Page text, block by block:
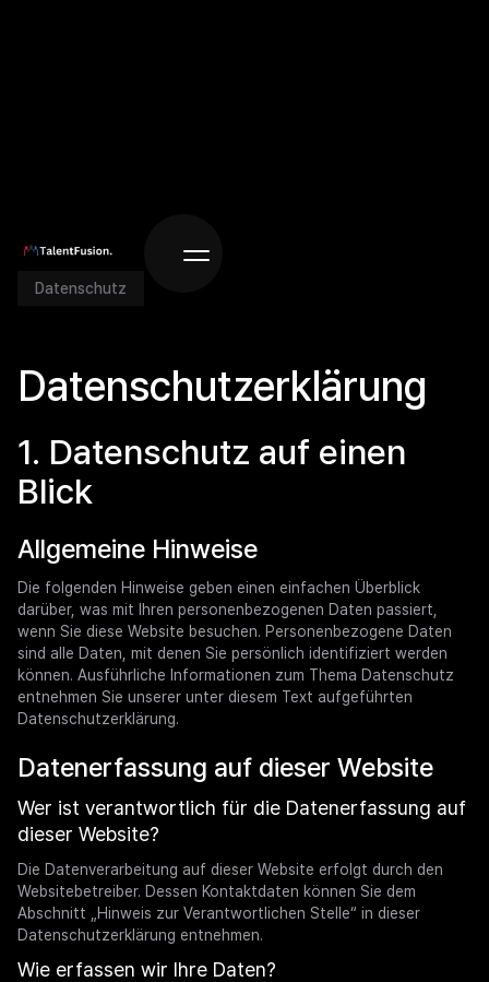
Datenschutz
Datenschutz­erklärung
1. Datenschutz auf einen
Blick
Allgemeine Hinweise
Die folgenden Hinweise geben einen einfachen Überblick
darüber, was mit Ihren personenbezogenen Daten passiert,
wenn Sie diese Website besuchen. Personenbezogene Daten
sind alle Daten, mit denen Sie persönlich identifiziert werden
können. Ausführliche Informationen zum Thema Datenschutz
entnehmen Sie unserer unter diesem Text aufgeführten
Datenschutzerklärung.
Datenerfassung auf dieser Website
Wer ist verantwortlich für die Datenerfassung auf
dieser Website?
Die Datenverarbeitung auf dieser Website erfolgt durch den
Websitebetreiber. Dessen Kontaktdaten können Sie dem
Abschnitt „Hinweis zur Verantwortlichen Stelle“ in dieser
Datenschutzerklärung entnehmen.
Wie erfassen wir Ihre Daten?